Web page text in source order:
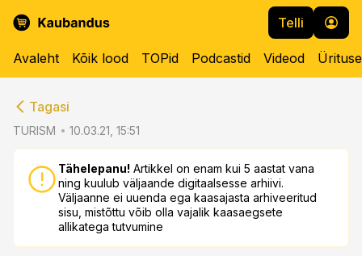
Telli
Avaleht Kõik lood TOPid Podcastid Videod
Tagasi
TURISM 10.03.21, 15:51
Tähelepanu! Artikkel on enam kui 5 aastat vana
ning kuulub väljaande digitaalsesse arhiivi.
Väljaanne ei uuenda ega kaasajasta arhiveeritud
sisu, mistõttu võib olla vajalik kaasaegsete
allikatega tutvumine